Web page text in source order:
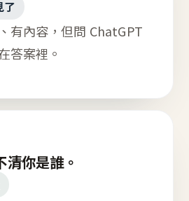
了
有內容，但問 ChatGPT
答案裡。
你是誰。